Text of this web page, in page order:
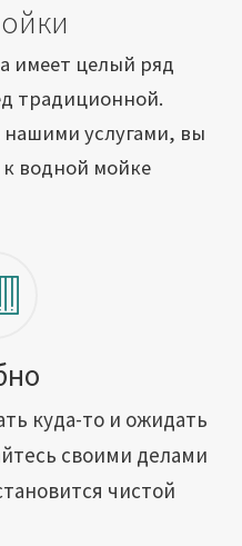
Как это работает
Сотрудничество
Вакансии
Адреса обслуживания
Контакты
имеет целый ряд
традиционной.
услугами, вы
водной мойке
куда-то и ожидать
своими делами
чистой